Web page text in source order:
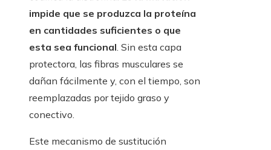
impide que se produzca la proteína
en cantidades suficientes o que
esta sea funcional. Sin esta capa
protectora, las fibras musculares se
dañan fácilmente y, con el tiempo, son
reemplazadas por tejido graso y
conectivo.
Este mecanismo de sustitución